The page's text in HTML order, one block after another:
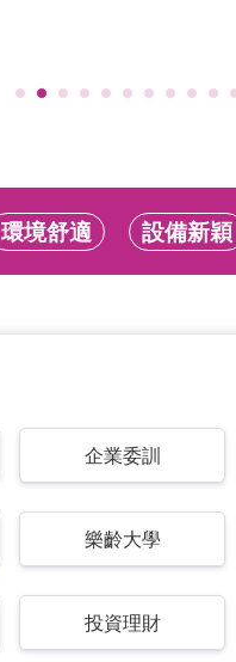
環境舒適 設備新穎
企業委訓
樂齡大學
投資理財